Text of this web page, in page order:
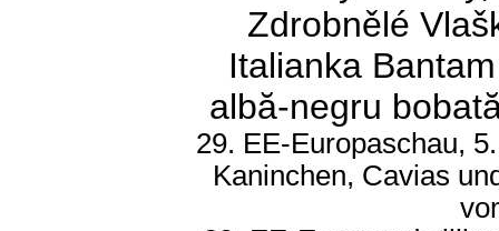
Zdrobnělé
Italianka
albă-negru
29. EE-Europaschau,
Kaninchen, Cavias